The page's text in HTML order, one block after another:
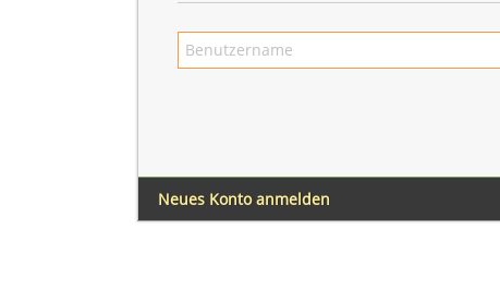
Neues Konto anmelden